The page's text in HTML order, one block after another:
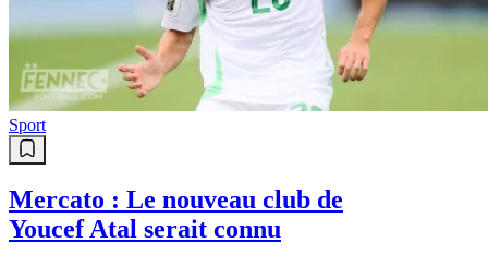
Sport
Mercato : Le nouveau club de
Youcef Atal serait connu